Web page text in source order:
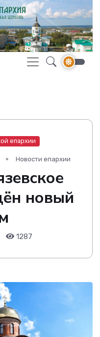
епархии
Новости епархии
новый
1287